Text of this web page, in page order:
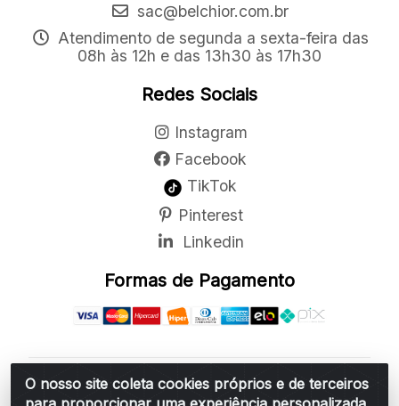
O nosso site coleta cookies próprios e de terceiros
sac@belchior.com.br
Atendimento de segunda a sexta-feira das
08h às 12h e das 13h30 às 17h30
Redes Sociais
Instagram
Facebook
TikTok
Pinterest
Linkedin
Formas de Pagamento
Belchior Cortinas e Acessórios LTDA - R: Rua